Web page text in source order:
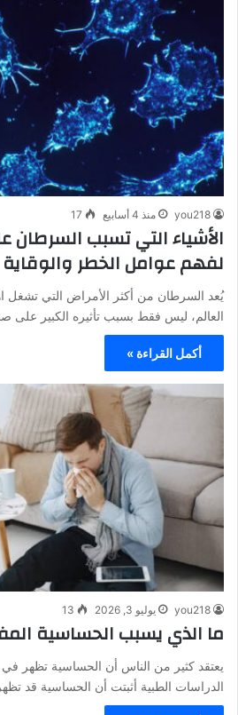
you218 منذ 4 أسابيع 17
الأشياء التي تسبب السرطان
لفهم عوامل الخطر والوقاية
يُعد السرطان من أكثر الأمراض التي تشغل
العالم، ليس فقط بسبب تأثيره الكبير على
أكمل القراءة »
you218 يوليو 3, 2026 13
ما الذي يسبب الحساسية
يعتقد كثير من الناس أن الحساسية تظهر
الدراسات الطبية أثبتت أن الحساسية قد